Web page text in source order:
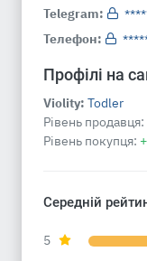
Telegram:
Телефон:
Профілі на
Violity: Todler
Рівень продавця:
Рівень покупця:
Середній
5